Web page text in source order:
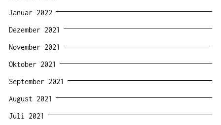
Januar 2022
Dezember 2021
November 2021
Oktober 2021
September 2021
August 2021
Juli 2021